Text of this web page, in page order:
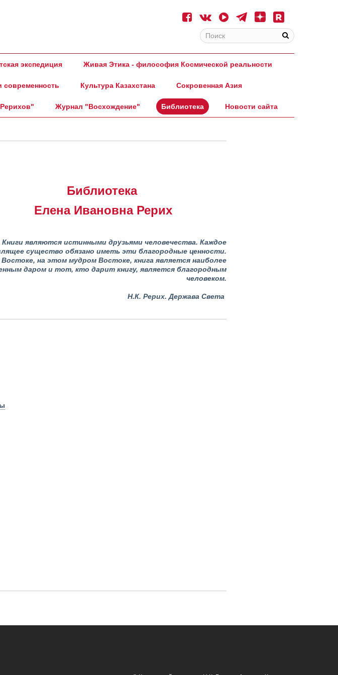
экспедиция Живая Этика - философия Космической реальности
современность Культура Казахстана Сокровенная Азия
Журнал "Восхождение" Библиотека Новости сайта
Библиотека
Елена Ивановна Рерих
Книги являются истинными друзьями человечества. Каждое
существо обязано иметь эти благородные ценности.
Востоке, на этом мудром Востоке, книга является наиболее
даром и тот, кто дарит книгу, является благородным
человеком.
Н.К. Рерих. Держава Света